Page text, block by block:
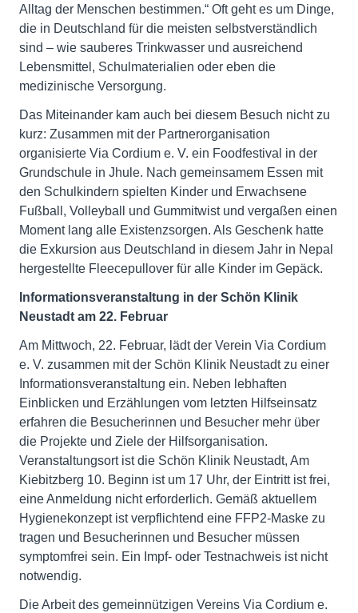
Alltag der Menschen bestimmen.“ Oft geht es um Dinge,
die in Deutschland für die meisten selbstverständlich
sind – wie sauberes Trinkwasser und ausreichend
Lebensmittel, Schulmaterialien oder eben die
medizinische Versorgung.
Das Miteinander kam auch bei diesem Besuch nicht zu
kurz: Zusammen mit der Partnerorganisation
organisierte Via Cordium e. V. ein Foodfestival in der
Grundschule in Jhule. Nach gemeinsamem Essen mit
den Schulkindern spielten Kinder und Erwachsene
Fußball, Volleyball und Gummitwist und vergaßen einen
Moment lang alle Existenzsorgen. Als Geschenk hatte
die Exkursion aus Deutschland in diesem Jahr in Nepal
hergestellte Fleecepullover für alle Kinder im Gepäck.
Informationsveranstaltung in der Schön Klinik
Neustadt am 22. Februar
Am Mittwoch, 22. Februar, lädt der Verein Via Cordium
e. V. zusammen mit der Schön Klinik Neustadt zu einer
Informationsveranstaltung ein. Neben lebhaften
Einblicken und Erzählungen vom letzten Hilfseinsatz
erfahren die Besucherinnen und Besucher mehr über
die Projekte und Ziele der Hilfsorganisation.
Veranstaltungsort ist die Schön Klinik Neustadt, Am
Kiebitzberg 10. Beginn ist um 17 Uhr, der Eintritt ist frei,
eine Anmeldung nicht erforderlich. Gemäß aktuellem
Hygienekonzept ist verpflichtend eine FFP2-Maske zu
tragen und Besucherinnen und Besucher müssen
symptomfrei sein. Ein Impf- oder Testnachweis ist nicht
notwendig.
Die Arbeit des gemeinnützigen Vereins Via Cordium e.